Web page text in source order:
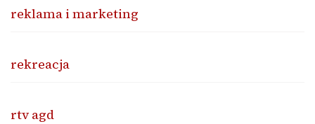
reklama i marketing
rekreacja
rtv agd